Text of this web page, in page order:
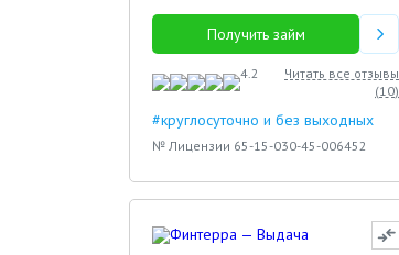
Получить займ
4.2
Читать все отзывы
(10)
#круглосуточно и без выходных
№ Лицензии 65-15-030-45-006452